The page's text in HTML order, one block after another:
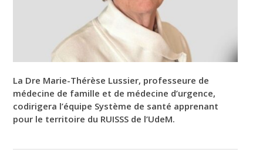
La Dre Marie-Thérèse Lussier, professeure de
médecine de famille et de médecine d’urgence,
codirigera l’équipe Système de santé apprenant
pour le territoire du RUISSS de l’UdeM.